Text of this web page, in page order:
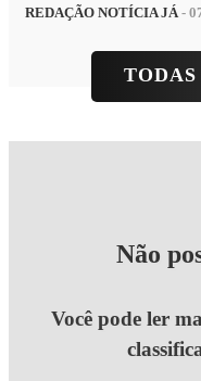
REDAÇÃO NOTÍCIA JÁ-
TODAS
Não
Você pode ler